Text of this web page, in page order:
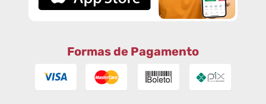
Formas de Pagamento